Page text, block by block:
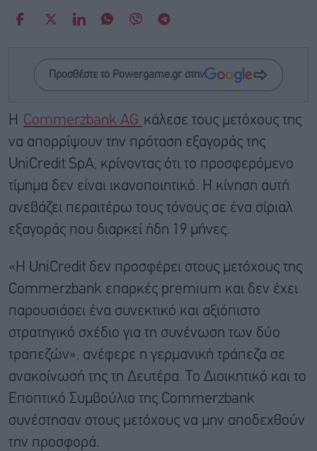
Προσθέστε το Powergame.gr στην
Η Commerzbank AG κάλεσε τους μετόχους της
να απορρίψουν την πρόταση εξαγοράς της
UniCredit SpA, κρίνοντας ότι το προσφερόμενο
τίμημα δεν είναι ικανοποιητικό. Η κίνηση αυτή
ανεβάζει περαιτέρω τους τόνους σε ένα σίριαλ
εξαγοράς που διαρκεί ήδη 19 μήνες.
«Η UniCredit δεν προσφέρει στους μετόχους της
Commerzbank επαρκές premium και δεν έχει
παρουσιάσει ένα συνεκτικό και αξιόπιστο
στρατηγικό σχέδιο για τη συνένωση των δύο
τραπεζών», ανέφερε η γερμανική τράπεζα σε
ανακοίνωσή της τη Δευτέρα. Το Διοικητικό και το
Εποπτικό Συμβούλιο της Commerzbank
συνέστησαν στους μετόχους να μην αποδεχθούν
την προσφορά.